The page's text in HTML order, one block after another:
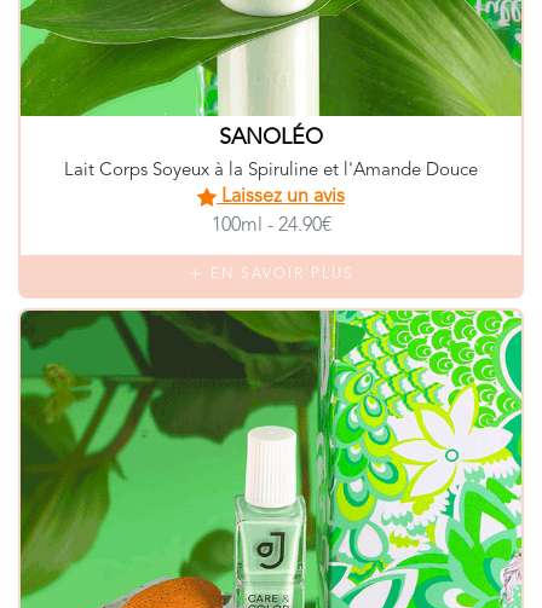
SANOLÉO
Lait Corps Soyeux à la Spiruline et l'Amande Douce
Laissez un avis
100ml - 24.90€
EN SAVOIR PLUS